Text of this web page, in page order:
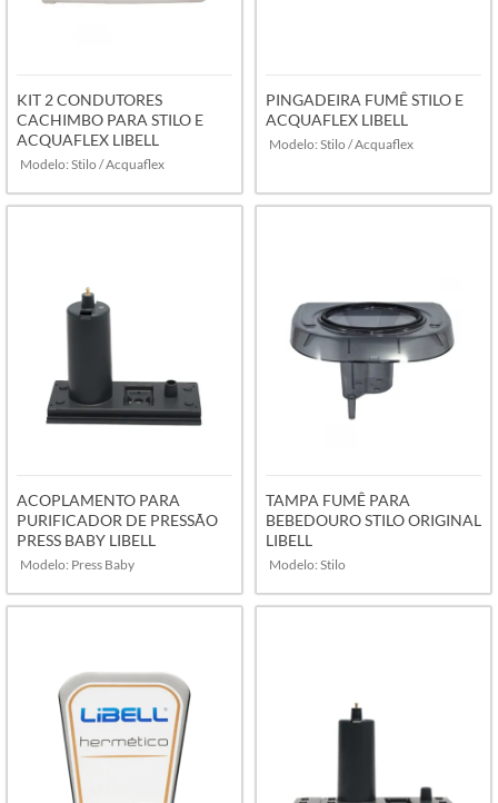
KIT 2 CONDUTORES
CACHIMBO PARA STILO E
ACQUAFLEX LIBELL
Modelo: Stilo / Acquaflex
PINGADEIRA FUMÊ STILO E
ACQUAFLEX LIBELL
Modelo: Stilo / Acquaflex
ACOPLAMENTO PARA
PURIFICADOR DE PRESSÃO
PRESS BABY LIBELL
Modelo: Press Baby
VER MAIS
TAMPA FUMÊ PARA
BEBEDOURO STILO ORIGINAL
LIBELL
Modelo: Stilo